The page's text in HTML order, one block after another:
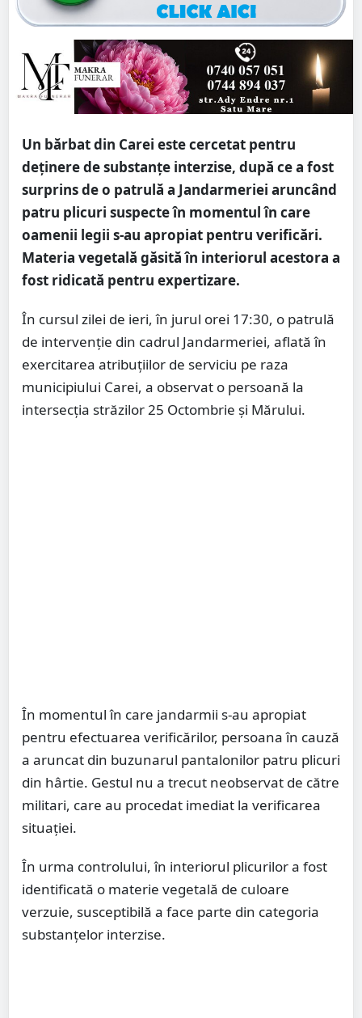
Un bărbat din Carei este cercetat pentru
deținere de substanțe interzise, după ce a fost
surprins de o patrulă a Jandarmeriei aruncând
patru plicuri suspecte în momentul în care
oamenii legii s-au apropiat pentru verificări.
Materia vegetală găsită în interiorul acestora a
fost ridicată pentru expertizare.
În cursul zilei de ieri, în jurul orei 17:30, o patrulă
de intervenție din cadrul Jandarmeriei, aflată în
exercitarea atribuțiilor de serviciu pe raza
municipiului Carei, a observat o persoană la
intersecția străzilor 25 Octombrie și Mărului.
În momentul în care jandarmii s-au apropiat
pentru efectuarea verificărilor, persoana în cauză
a aruncat din buzunarul pantalonilor patru plicuri
din hârtie. Gestul nu a trecut neobservat de către
militari, care au procedat imediat la verificarea
situației.
În urma controlului, în interiorul plicurilor a fost
identificată o materie vegetală de culoare
verzuie, susceptibilă a face parte din categoria
substanțelor interzise.